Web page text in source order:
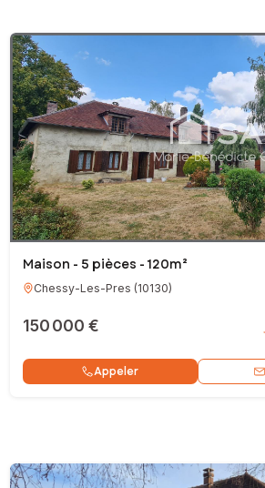
Maison - 5 pièces - 120m²
Chessy-Les-Pres (10130)
150 000 €
Appeler